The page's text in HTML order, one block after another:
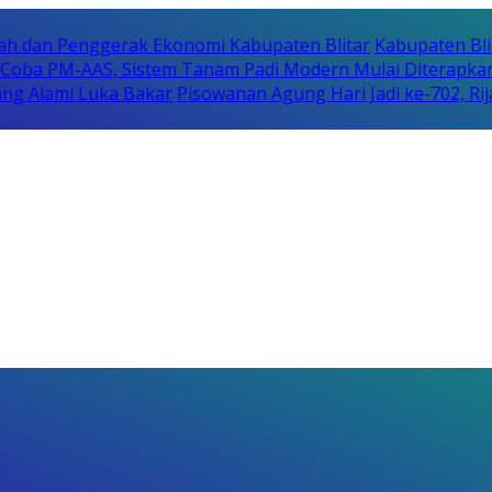
dan Penggerak Ekonomi Kabupaten Blitar Kabupaten
PM-AAS, Sistem Tanam Padi Modern Mulai
Alami Luka Bakar Pisowanan Agung Hari Jadi ke-702,